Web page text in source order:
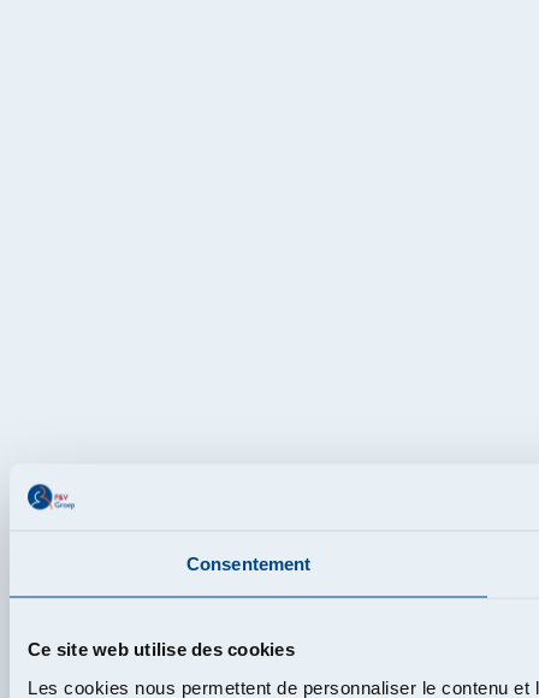
Consentement
Ce site web utilise des cookies
Les cookies nous permettent de personnaliser le contenu